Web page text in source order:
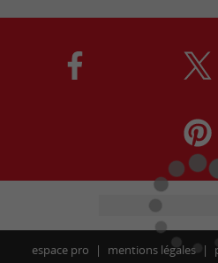
espace pro mentions légales